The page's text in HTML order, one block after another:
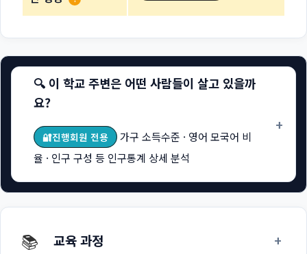
🔍 이 학교 주변은 어떤 사람들이 살고 있을까
요?
🔐진행회원 전용
가구 소득수준 · 영어 모국어 비
율 · 인구 구성 등 인구통계 상세 분석
+
📚 교육 과정 +